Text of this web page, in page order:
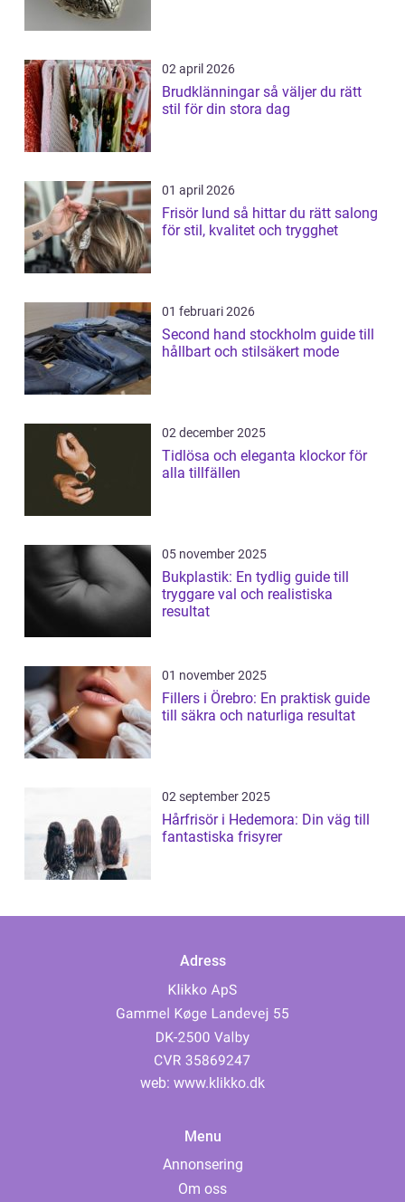
02 april 2026
Brudklänningar så väljer du rätt
stil för din stora dag
01 april 2026
Frisör lund så hittar du rätt salong
för stil, kvalitet och trygghet
01 februari 2026
Second hand stockholm guide till
hållbart och stilsäkert mode
02 december 2025
Tidlösa och eleganta klockor för
alla tillfällen
05 november 2025
Bukplastik: En tydlig guide till
tryggare val och realistiska
resultat
01 november 2025
Fillers i Örebro: En praktisk guide
till säkra och naturliga resultat
02 september 2025
Hårfrisör i Hedemora: Din väg till
fantastiska frisyrer
Adress
web: www.klikko.dk
Menu
Annonsering
Om oss